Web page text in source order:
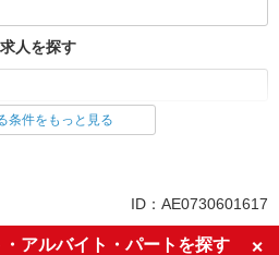
人を探す
の求人を探す
未経験歓迎
条件をもっと見る
ID：AE0730601617
アルバイト・パートを探す